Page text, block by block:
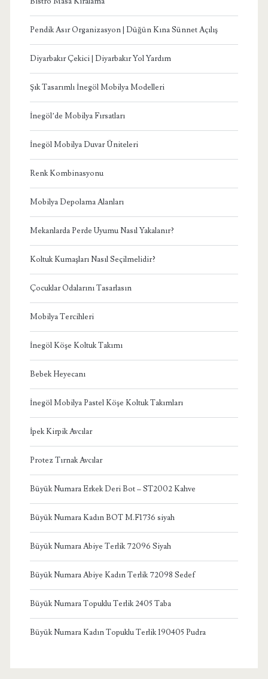
Pendik Asır Organizasyon | Düğün Kına Sünnet Açılış
Diyarbakır Çekici | Diyarbakır Yol Yardım
Şık Tasarımlı İnegöl Mobilya Modelleri
İnegöl’de Mobilya Fırsatları
İnegöl Mobilya Duvar Üniteleri
Renk Kombinasyonu
Mobilya Depolama Alanları
Mekanlarda Perde Uyumu Nasıl Yakalanır?
Koltuk Kumaşları Nasıl Seçilmelidir?
Çocuklar Odalarını Tasarlasın
Mobilya Tercihleri
İnegöl Köşe Koltuk Takımı
Bebek Heyecanı
İnegöl Mobilya Pastel Köşe Koltuk Takımları
İpek Kirpik Avcılar
Protez Tırnak Avcılar
Büyük Numara Erkek Deri Bot – ST2002 Kahve
Büyük Numara Kadın BOT M.F1736 siyah
Büyük Numara Abiye Terlik 72096 Siyah
Büyük Numara Abiye Kadın Terlik 72098 Sedef
Büyük Numara Topuklu Terlik 2405 Taba
Büyük Numara Kadın Topuklu Terlik 190405 Pudra